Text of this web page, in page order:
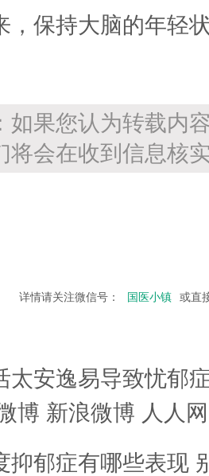
，保持大脑的年轻
如果您认为转载内
将会在收到信息核
详情请关注微信号： 国医小镇 或直
太安逸易导致忧郁
博 新浪微博 人人网
抑郁症有哪些表现